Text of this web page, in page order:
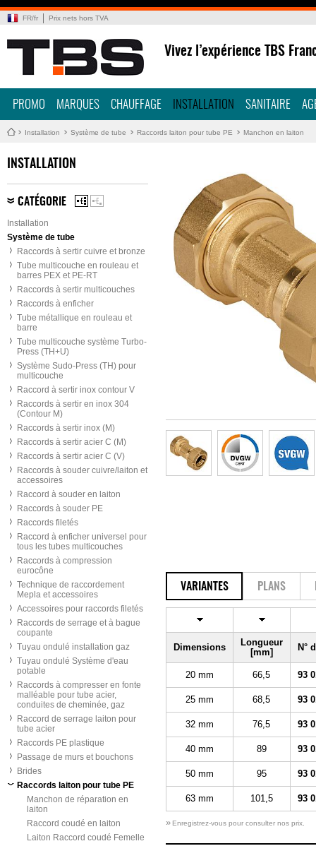
FR/fr Prix nets hors TVA
Vivez l’expérience TBS
PROMO MARQUES CHAUFFAGE INSTALLATION SANITAIRE
Installation Système de tube Raccords laiton pour tube PE Manchon en laiton
INSTALLATION
CATÉGORIE
Installation
Système de tube
Raccords à sertir cuivre et bronze
Tube multicouche en rouleau et
barres PEX et PE-RT
Raccords à sertir multicouches
Raccords à enficher
Tube métallique en rouleau et
barre
Tube multicouche système Turbo-
Press (TH+U)
Système Sudo-Press (TH) pour
multicouche
Raccord à sertir inox contour V
Raccords à sertir en inox 304
(Contour M)
Raccords à sertir inox (M)
Raccords à sertir acier C (M)
Raccords à sertir acier C (V)
Raccords à souder cuivre/laiton et
accessoires
Raccord à souder en laiton
Raccords à souder PE
Raccords filetés
Raccord à enficher universel pour
tous les tubes multicouches
Raccords à compression
eurocône
Technique de raccordement
Mepla et accessoires
Accessoires pour raccords filetés
Raccords de serrage et à bague
coupante
Tuyau ondulé installation gaz
Tuyau ondulé Système d'eau
potable
Raccords à compresser en fonte
malléable pour tube acier,
conduites de cheminée, gaz
Raccord de serrage laiton pour
tube acier
Raccords PE plastique
Passage de murs et bouchons
Brides
Raccords laiton pour tube PE
Manchon de réparation en
laiton
Raccord coudé en laiton
Laiton Raccord coudé Femelle
VARIANTES PLANS
Dimensions
Longueur
[mm]
N°
20 mm 66,5 93
25 mm 68,5 93
32 mm 76,5 93
40 mm 89 93
50 mm 95 93
63 mm 101,5 93
» Enregistrez-vous pour consulter nos prix.